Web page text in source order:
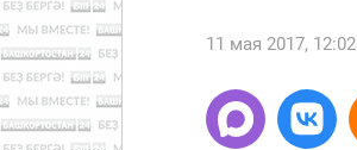
11 мая 2017, 12:02